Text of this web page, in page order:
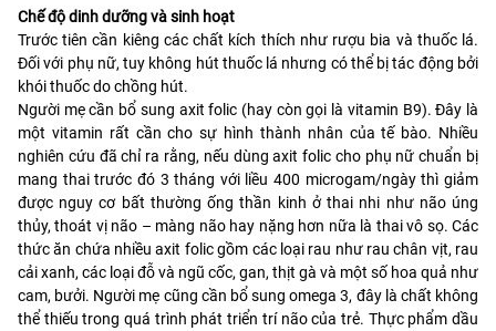
Chế độ dinh dưỡng và sinh hoạt
Trước tiên cần kiêng các chất kích thích như rượu bia và thuốc lá.
Đối với phụ nữ, tuy không hút thuốc lá nhưng có thể bị tác động bởi
khói thuốc do chồng hút.
Người mẹ cần bổ sung axit folic (hay còn gọi là vitamin B9). Đây là
một vitamin rất cần cho sự hình thành nhân của tế bào. Nhiều
nghiên cứu đã chỉ ra rằng, nếu dùng axit folic cho phụ nữ chuẩn bị
mang thai trước đó 3 tháng với liều 400 microgam/ngày thì giảm
được nguy cơ bất thường ống thần kinh ở thai nhi như não úng
thủy, thoát vị não – màng não hay nặng hơn nữa là thai vô sọ. Các
thức ăn chứa nhiều axit folic gồm các loại rau như rau chân vịt, rau
cải xanh, các loại đỗ và ngũ cốc, gan, thịt gà và một số hoa quả như
cam, bưởi. Người mẹ cũng cần bổ sung omega 3, đây là chất không
thể thiếu trong quá trình phát triển trí não của trẻ. Thực phẩm dầu